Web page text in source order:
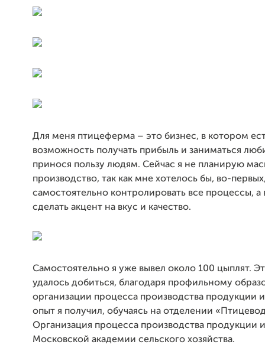
Для меня птицеферма – это бизнес, в котором
возможность получать прибыль и заниматься
принося пользу людям. Сейчас я не планирую
производство, так как мне хотелось бы, во-
самостоятельно контролировать все процессы, а
сделать акцент на вкус и качество.
Самостоятельно я уже вывел около 100 цыплят.
удалось добиться, благодаря профильному
организации процесса производства продукции
опыт я получил, обучаясь на отделении
Организация процесса производства продукции
Московской академии сельского хозяйства.